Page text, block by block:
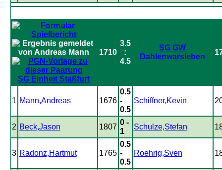
SG Einheit Staßfurt
1710
3.5
:
4.5
SG GW
Dahlenwarsleben
1 Mann,Andreas 1676
0.5
-
0.5
Schiffner,Kevin
2 Beck,Jason 1807
0 -
1
Schulze,Stefan
3 Radonz,Hartmut 1765
0.5
-
0.5
Roehrig,Sven